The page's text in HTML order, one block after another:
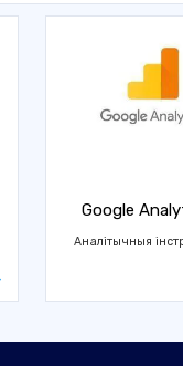
Google
Аналітычныя